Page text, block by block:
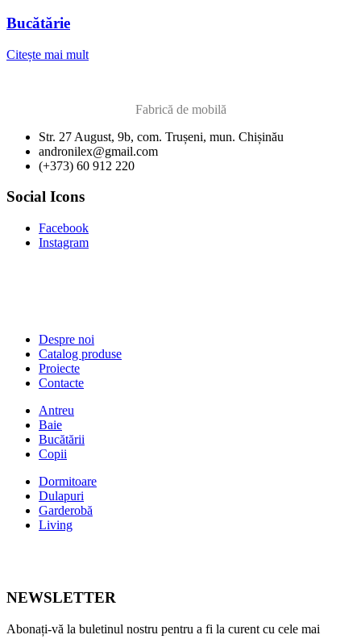
Bucătărie
Citește mai mult
Fabrică de mobilă
Str. 27 August, 9b, com. Trușeni, mun. Chișinău
andronilex@gmail.com
(+373) 60 912 220
Social Icons
Facebook
Instagram
Despre noi
Catalog produse
Proiecte
Contacte
Antreu
Baie
Bucătării
Copii
Dormitoare
Dulapuri
Garderobă
Living
NEWSLETTER
Abonați-vă la buletinul nostru pentru a fi la curent cu cele mai